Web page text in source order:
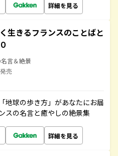
詳細を見る
生きるフランスのことばと
言＆絶景
売
地球の歩き方」があなたにお届
スの名言と癒やしの絶景集
詳細を見る